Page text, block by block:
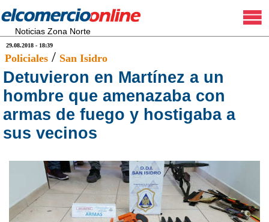
Noticias Zona Norte
29.08.2018 - 18:39
Policiales / San Isidro
Detuvieron en Martínez a un
hombre que amenazaba con
armas de fuego y hostigaba a
sus vecinos